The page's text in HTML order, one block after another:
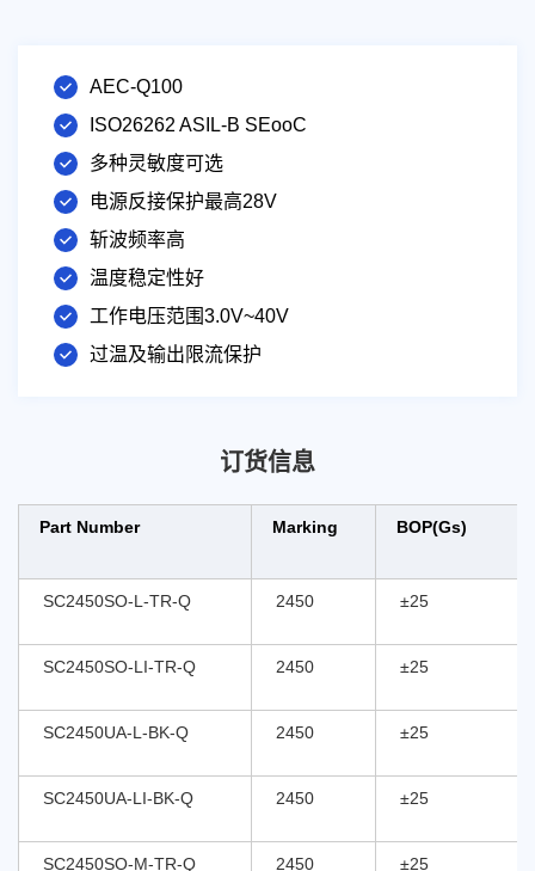
AEC-Q100
ISO26262 ASIL-B SEooC
多种灵敏度可选
电源反接保护最高28V
斩波频率高
温度稳定性好
工作电压范围3.0V~40V
过温及输出限流保护
订货信息
Part Number Marking BOP(Gs)
SC2450SO-L-TR-Q 2450 ±25
SC2450SO-LI-TR-Q 2450 ±25
SC2450UA-L-BK-Q 2450 ±25
SC2450UA-LI-BK-Q 2450 ±25
SC2450SO-M-TR-Q 2450 ±25